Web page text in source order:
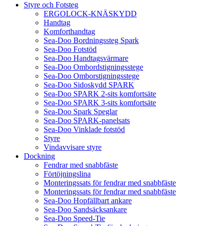
Styre och Fotsteg
ERGOLOCK-KNÄSKYDD
Handtag
Komforthandtag
Sea-Doo Bordningssteg Spark
Sea-Doo Fotstöd
Sea-Doo Handtagsvärmare
Sea-Doo Ombordstigningsstege
Sea-Doo Omborstigningsstege
Sea-Doo Sidoskydd SPARK
Sea-Doo SPARK 2-sits komfortsäte
Sea-Doo SPARK 3-sits komfortsäte
Sea-Doo Spark Speglar
Sea-Doo SPARK-panelsats
Sea-Doo Vinklade fotstöd
Styre
Vindavvisare styre
Dockning
Fendrar med snabbfäste
Förtöjningslina
Monteringssats för fendrar med snabbfäste
Monteringssats för fendrar med snabbfäste
Sea-Doo Hopfällbart ankare
Sea-Doo Sandsäcksankare
Sea-Doo Speed-Tie